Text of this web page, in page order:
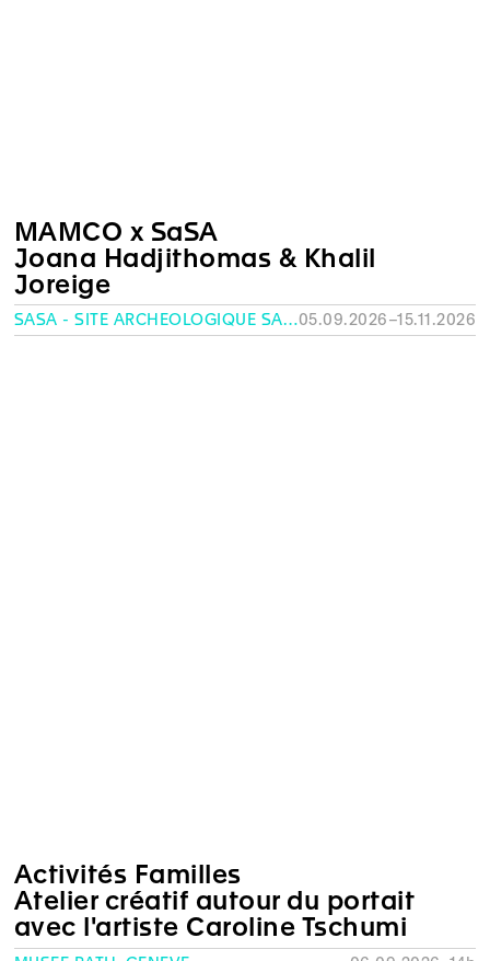
MAMCO x SaSA
Joana Hadjithomas & Khalil
Joreige
SASA - SITE ARCHÉOLOGIQUE SAINT-ANTOINE, GENÈVE05.09.2026–15.11.2026
Activités Familles
Atelier créatif autour du portait
avec l'artiste Caroline Tschumi